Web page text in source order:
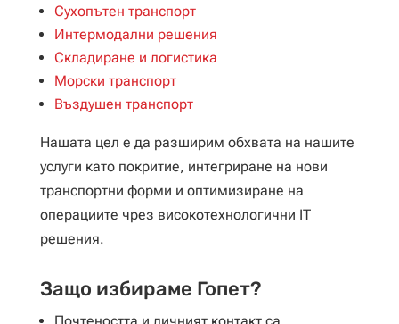
Cухопътен транспорт
Интермодални решения
Cкладиране и логистика
Морски транспорт
Въздушен транспорт
Нашата цел е да разширим обхвата на нашите
услуги като покритие, интегриране на нови
транспортни форми и оптимизиране на
операциите чрез високотехнологични ІТ
решения.
Защо избираме Гопет?